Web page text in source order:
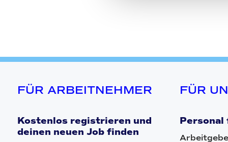
FÜR ARBEITNEHMER
Kostenlos registrieren und
deinen neuen Job finden
FÜR
Personal